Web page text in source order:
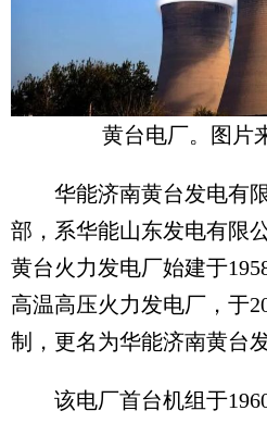
黄台电厂。图片
华能济南黄台发电有限
部，系华能山东发电有限
黄台火力发电厂始建于
高温高压火力发电厂，于
制，更名为华能济南黄台
该电厂首台机组于1960